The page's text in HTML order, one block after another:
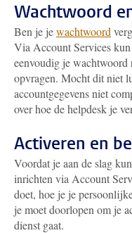
Wachtwoord
Ben je jewachtwoord
Via Account Services
eenvoudig je wachtwoord
opvragen. Mocht dit niet
accountgegevens niet
over hoe de helpdesk je
Activeren en
Voordat je aan de slag
inrichten via Account
doet, hoe je je
je moet doorlopen om je
dienst gaat.